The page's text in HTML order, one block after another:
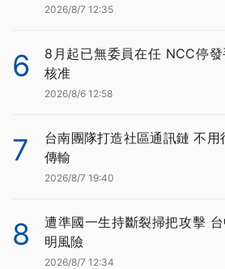
2026/8/7 12:35
6
8月起已無委員在任 NCC停
核准
2026/8/6 12:58
7
台南團隊打造社區通訊鏈 不
傳輸
2026/8/7 19:40
8
遭準國一生持斷裂掃把攻擊
明風險
2026/8/7 12:34